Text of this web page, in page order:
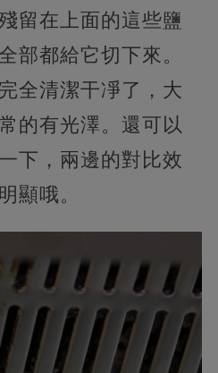
留在上面的這些鹽
部都給它切下來。
全清潔干凈了，大
的有光澤。還可以
下，兩邊的對比效
顯哦。